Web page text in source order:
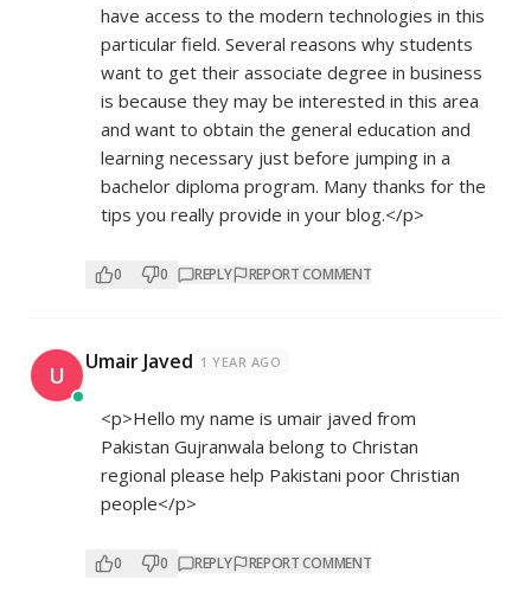
have access to the modern technologies in this
particular field. Several reasons why students
want to get their associate degree in business
is because they may be interested in this area
and want to obtain the general education and
learning necessary just before jumping in a
bachelor diploma program. Many thanks for the
tips you really provide in your blog.</p>
0 0 REPLY REPORT COMMENT
U Umair Javed 1 YEAR AGO
<p>Hello my name is umair javed from
Pakistan Gujranwala belong to Christan
regional please help Pakistani poor Christian
people</p>
0 0 REPLY REPORT COMMENT